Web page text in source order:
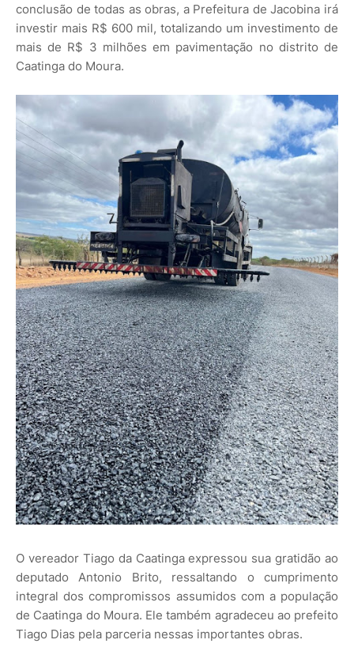
conclusão de todas as obras, a Prefeitura de Jacobina irá
investir mais R$ 600 mil, totalizando um investimento de
mais de R$ 3 milhões em pavimentação no distrito de
Caatinga do Moura.
O vereador Tiago da Caatinga expressou sua gratidão ao
deputado Antonio Brito, ressaltando o cumprimento
integral dos compromissos assumidos com a população
de Caatinga do Moura. Ele também agradeceu ao prefeito
Tiago Dias pela parceria nessas importantes obras.